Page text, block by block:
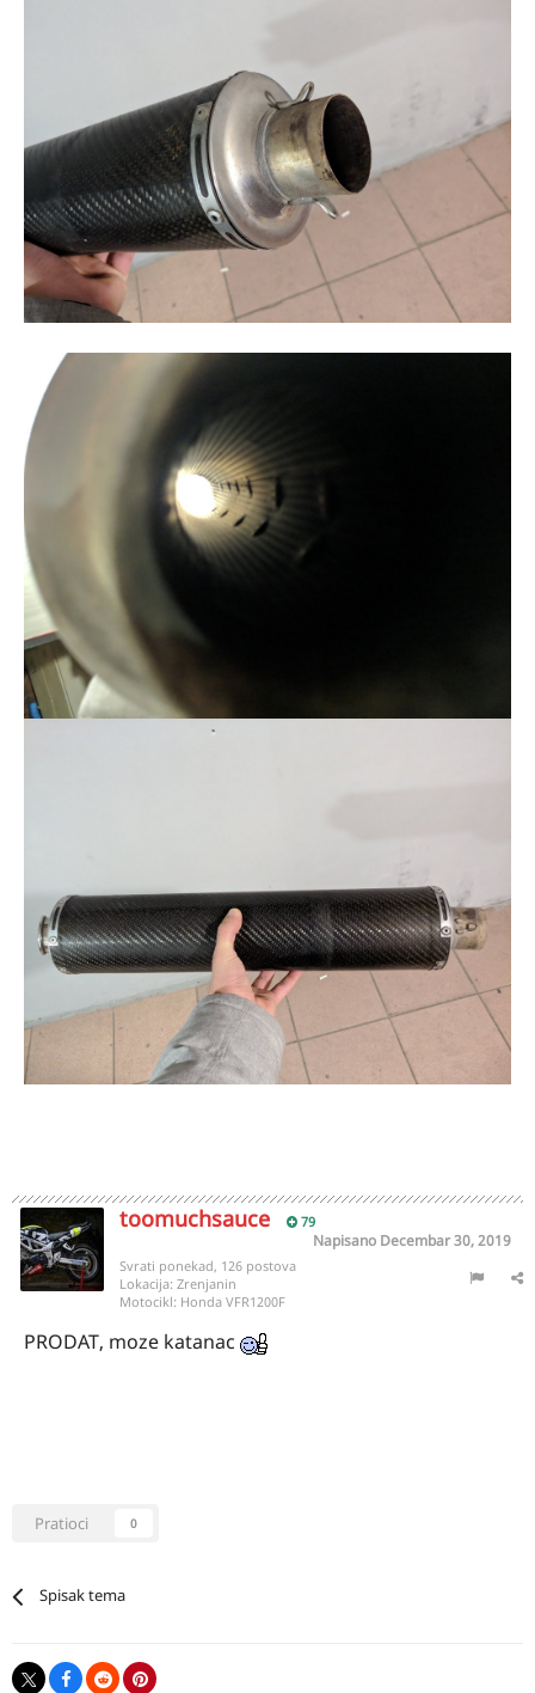
toomuchsauce 79
Napisano Decembar 30, 2019
Svrati ponekad, 126 postova
Lokacija: Zrenjanin
Motocikl: Honda VFR1200F
PRODAT, moze katanac
Pratioci 0
Spisak tema